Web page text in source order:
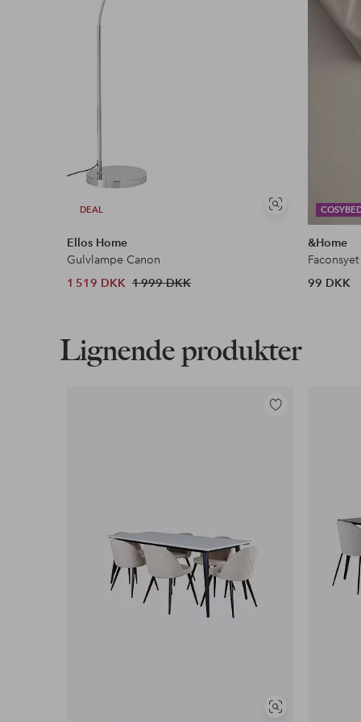
DEAL
Se
lignende
Ellos Home
Gulvlampe Canon
1 519 DKK 1 999 DKK
&Home
99 DKK
Lignende produkter
Se
Tilføj